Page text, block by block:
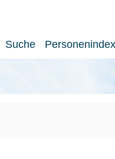
Suche Personenindex